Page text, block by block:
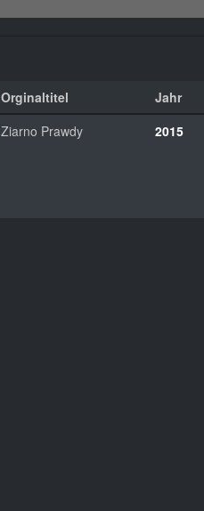
Orginaltitel Jahr
Ziarno Prawdy 2015